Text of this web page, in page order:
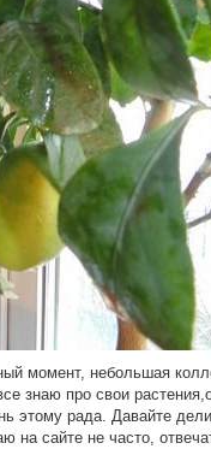
момент, небольшая
знаю про свои
этому рада. Давайте
на сайте не часто,